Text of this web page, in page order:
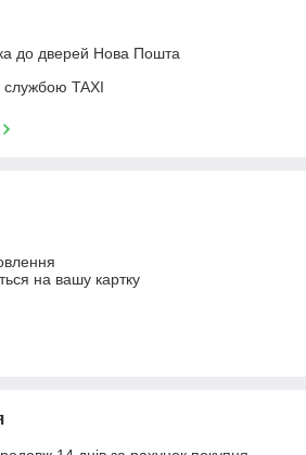
до дверей Нова Пошта
службою TAXI
на вашу картку